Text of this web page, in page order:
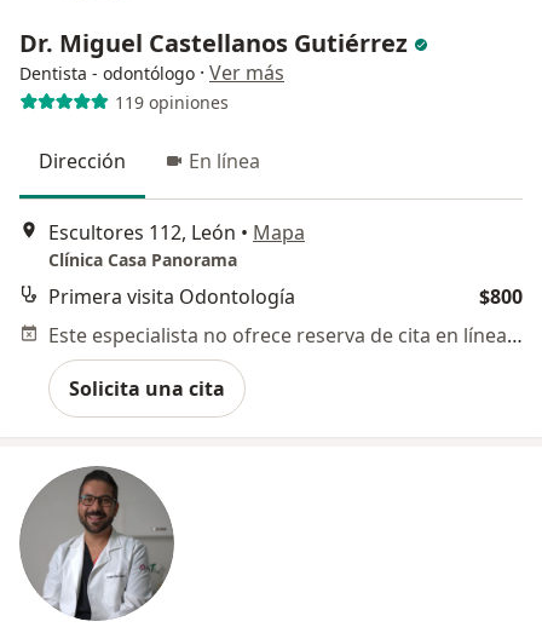
Dr. Miguel Castellanos Gutiérrez
Dentista - odontólogo · Ver más
119 opiniones
Dirección En línea
Escultores 112, León • Mapa
Clínica Casa Panorama
Primera visita Odontología
$800
Este especialista no ofrece reserva de cita en línea en esta dirección.
Solicita una cita